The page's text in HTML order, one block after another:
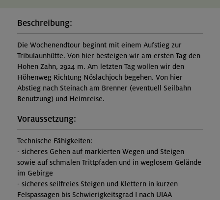
Beschreibung:
Die Wochenendtour beginnt mit einem Aufstieg zur
Tribulaunhütte. Von hier besteigen wir am ersten Tag den
Hohen Zahn, 2924 m. Am letzten Tag wollen wir den
Höhenweg Richtung Nöslachjoch begehen. Von hier
Abstieg nach Steinach am Brenner (eventuell Seilbahn
Benutzung) und Heimreise.
Voraussetzung:
Technische Fähigkeiten:
- sicheres Gehen auf markierten Wegen und Steigen
sowie auf schmalen Trittpfaden und in weglosem Gelände
im Gebirge
- sicheres seilfreies Steigen und Klettern in kurzen
Felspassagen bis Schwierigkeitsgrad I nach UIAA